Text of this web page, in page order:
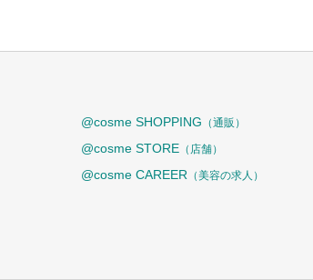
@cosme SHOPPING （通販）
@cosme STORE （店舗）
@cosme CAREER （美容の求人）